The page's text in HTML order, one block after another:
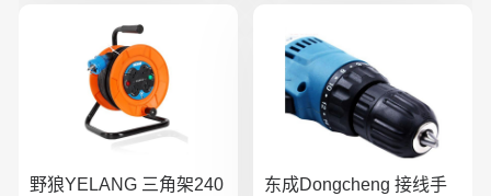
野狼YELANG 三角架240
东成Dongcheng 接线手